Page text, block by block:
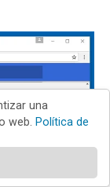
una
web. Política de